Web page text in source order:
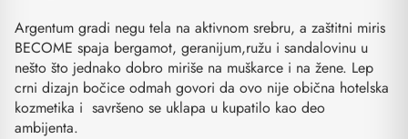
Argentum gradi negu tela na aktivnom srebru, a zaštitni miris
BECOME spaja bergamot, geranijum,ružu i sandalovinu u
nešto što jednako dobro miriše na muškarce i na žene. Lep
crni dizajn bočice odmah govori da ovo nije obična hotelska
kozmetika i savršeno se uklapa u kupatilo kao deo
ambijenta.